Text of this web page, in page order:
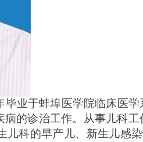
毕业于蚌埠医学院临床医
的诊治工作。从事儿科工
儿科的早产儿、新生儿感